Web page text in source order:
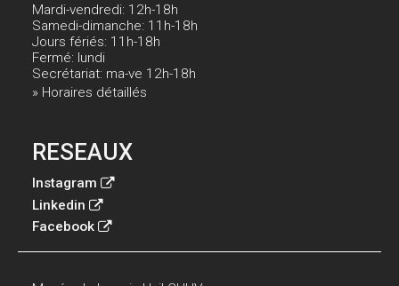
Mardi-vendredi: 12h-18h
Samedi-dimanche: 11h-18h
Jours fériés: 11h-18h
Fermé: lundi
Secrétariat: ma-ve 12h-18h
» Horaires détaillés
RESEAUX
Instagram
Linkedin
Facebook